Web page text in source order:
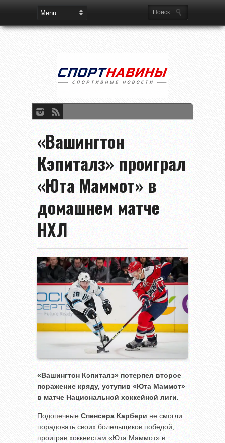
«Вашингтон
Кэпиталз» проиграл
«Юта Маммот» в
домашнем матче
НХЛ
«Вашингтон Кэпиталз» потерпел второе
поражение кряду, уступив «Юта Маммот»
в матче Национальной хоккейной лиги.
Подопечные Спенсера Карбери не смогли
порадовать своих болельщиков победой,
проиграв хоккеистам «Юта Маммот» в